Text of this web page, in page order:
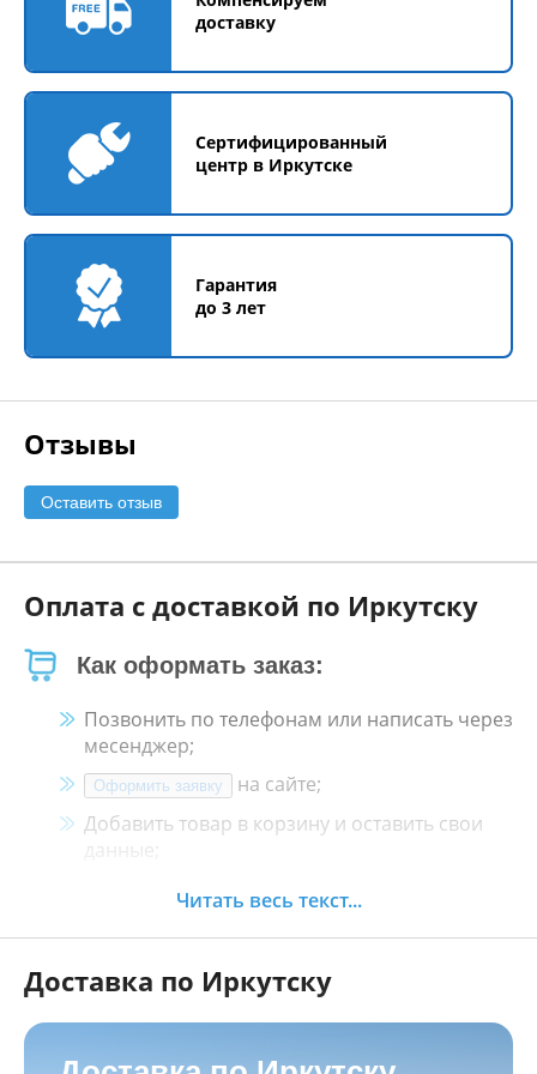
доставку
Сертифицированный
центр в Иркутске
Гарантия
до 3 лет
Отзывы
Оставить отзыв
Оплата с доставкой по Иркутску
Как оформать заказ:
Позвонить по телефонам или написать через
месенджер;
Оформить заявку
на сайте;
Добавить товар в корзину и оставить свои
данные;
Менеджер свяжется с Вами в течение 30
Как оплатить:
Наличными, пластиковой картой, кредитной
картой и картой ХАЛВА в кассе нашего
Читать весь текст...
Доставка по Иркутску